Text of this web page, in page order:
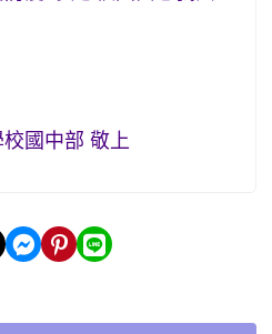
國中部 敬上